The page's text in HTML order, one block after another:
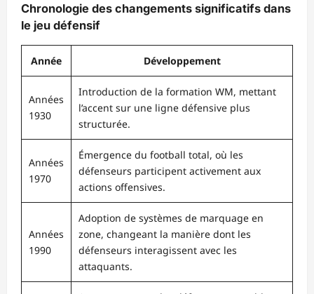
Chronologie des changements significatifs dans
le jeu défensif
Année Développement
Années
1930
Introduction de la formation WM, mettant
l’accent sur une ligne défensive plus
structurée.
Années
1970
Émergence du football total, où les
défenseurs participent activement aux
actions offensives.
Années
1990
Adoption de systèmes de marquage en
zone, changeant la manière dont les
défenseurs interagissent avec les
attaquants.